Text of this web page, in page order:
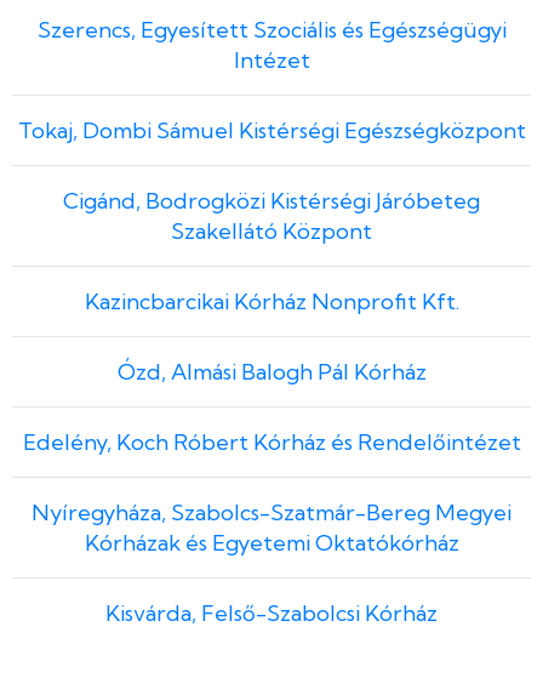
Szerencs, Egyesített Szociális és Egészségügyi
Intézet
Tokaj, Dombi Sámuel Kistérségi Egészségközpont
Cigánd, Bodrogközi Kistérségi Járóbeteg
Szakellátó Központ
Kazincbarcikai Kórház Nonprofit Kft.
Ózd, Almási Balogh Pál Kórház
Edelény, Koch Róbert Kórház és Rendelőintézet
Nyíregyháza, Szabolcs-Szatmár-Bereg Megyei
Kórházak és Egyetemi Oktatókórház
Kisvárda, Felső-Szabolcsi Kórház